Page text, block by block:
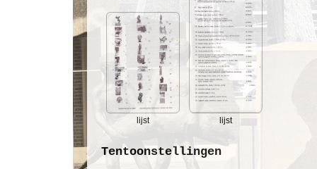
lijst lijst
Tentoonstellingen